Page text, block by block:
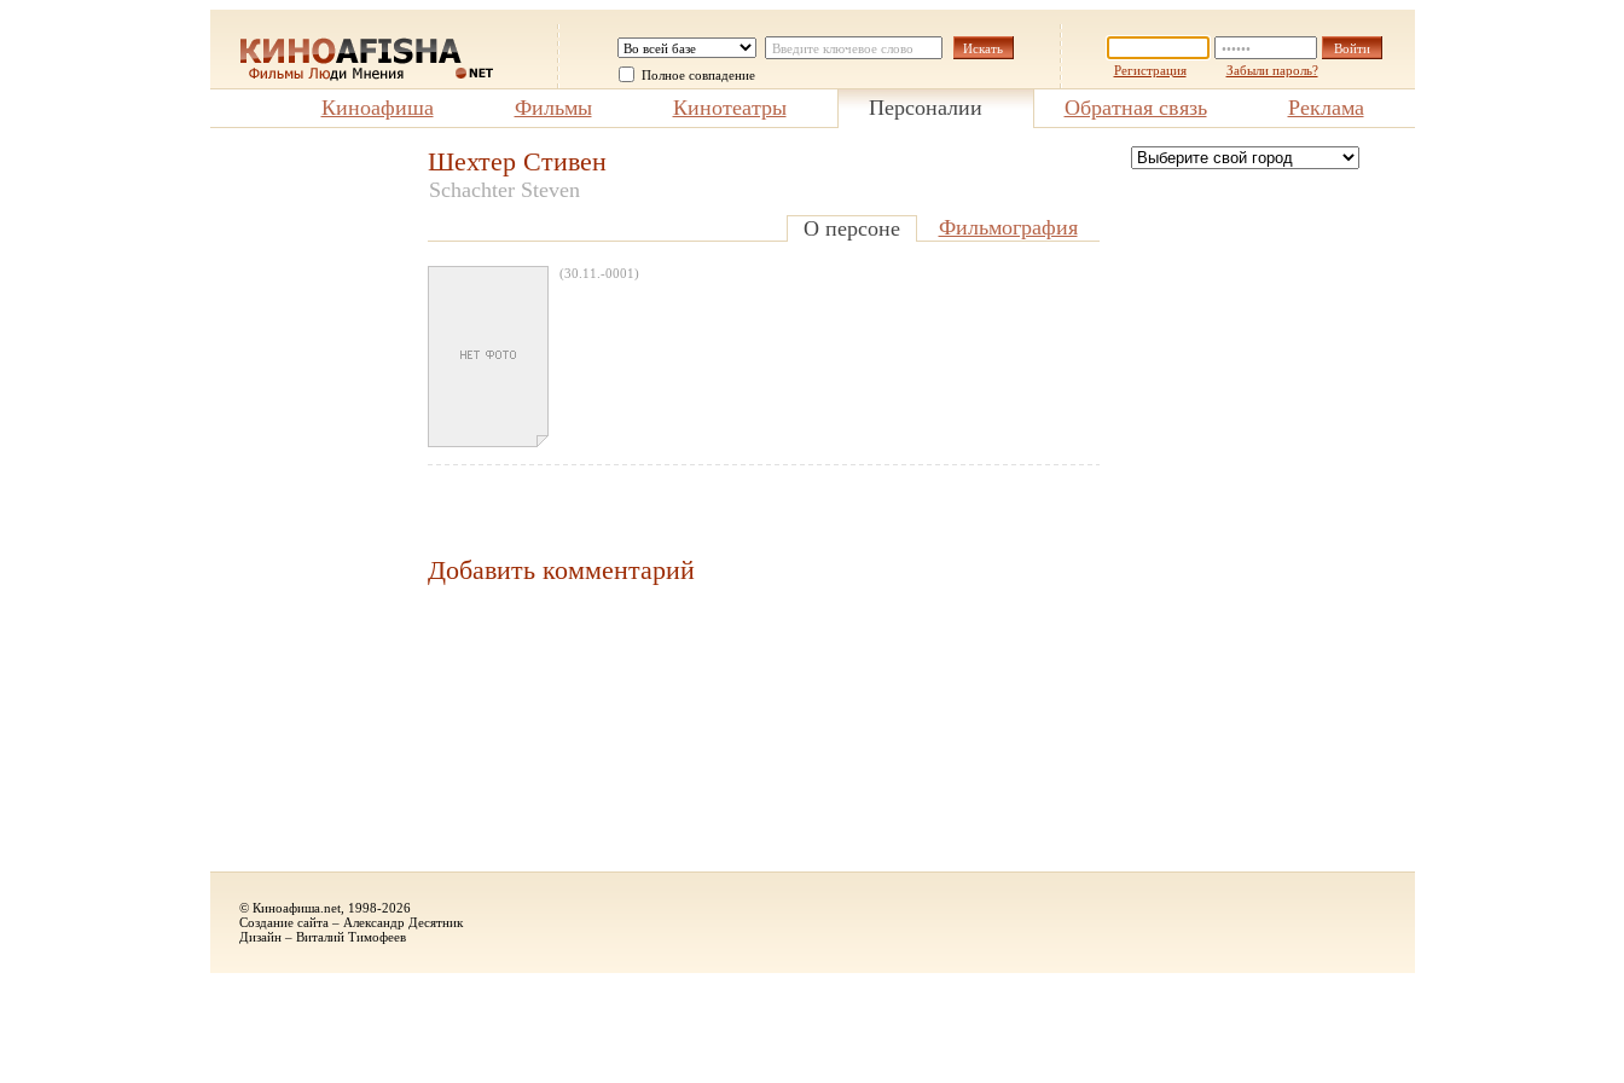
Полное совпадение Регистрация Забыли пароль?
Киноафиша Фильмы Кинотеатры Персоналии Обратная связь Реклама
Шехтер Стивен
Schachter Steven
О персоне
Фильмография
(30.11.-0001)
Добавить комментарий
© Киноафиша.net, 1998-2026
Создание сайта – Александр Десятник
Дизайн – Виталий Тимофеев